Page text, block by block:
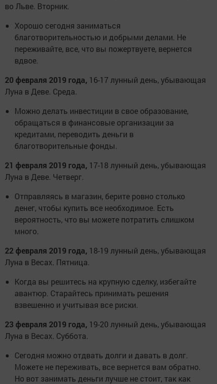
во Льве. Вторник.
Хорошо сегодня заниматься
благотворительностью и добрыми делами. Не
переживайте, все, что вы пожертвуете, вернется
вдвое.
20 февраля 2019 года, 16-17 лунный день, убывающая
Луна в Деве. Среда.
Можно делать инвестиции в свое образование,
обращаться в финансовые организации за
кредитами, переводить деньги в
благотворительные фонды.
21 февраля 2019 года, 17-18 лунный день, убывающая
Луна в Деве. Четверг.
Отправляясь в магазин, берите ровно столько
денег, чтобы купить все необходимое. Есть
вероятность, что вы можете потратить слишком
много.
22 февраля 2019 года, 18-19 лунный день, убывающая
Луна в Весах. Пятница.
Когда вы решитесь на крупную сделку, избегайте
авантюр. Старайтесь принимать решения
взвешенно и учитывая все риски.
23 февраля 2019 года, 19-20 лунный день, убывающая
Луна в Весах. Суббота.
Сегодня можно отдвать долги и давать в долг.
Можете не переживать, все вернется вам обратно.
Но вот занимать деньги лучше не стоит, так как